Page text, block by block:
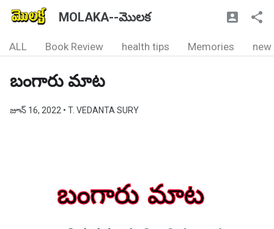
MOLAKA--మొలక
ALL Book Review health tips Memories new
బంగారు మాట
జూన్ 16, 2022 • T. VEDANTA SURY